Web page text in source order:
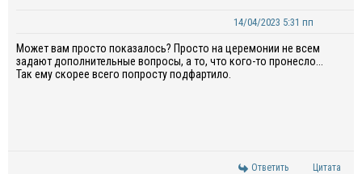
14/04/2023 5:31 пп
Может вам просто показалось? Просто на церемонии не всем
задают дополнительные вопросы, а то, что кого-то пронесло...
Так ему скорее всего попросту подфартило.
Ответить Цитата